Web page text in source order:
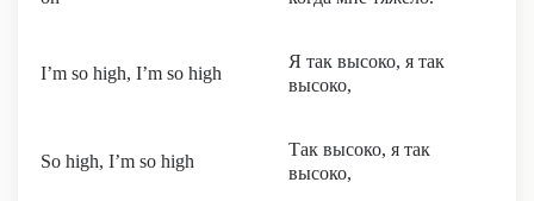
I’m so high, I’m so high
Я так высоко, я так
высоко,
So high, I’m so high
Так высоко, я так
высоко,